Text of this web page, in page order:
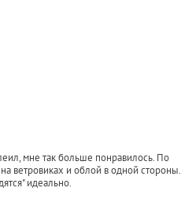
мне так больше понравилось. По
ветровиках и облой в одной стороны.
идеально.